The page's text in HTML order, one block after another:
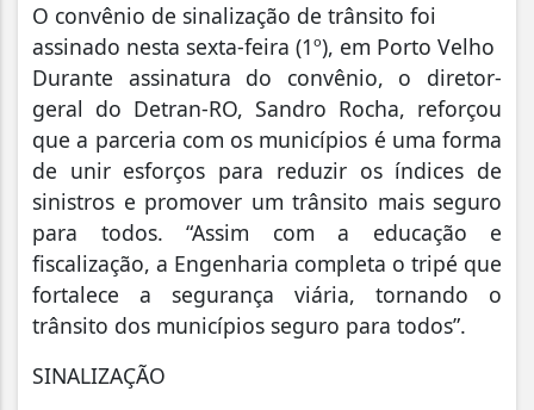
O convênio de sinalização de trânsito foi
assinado nesta sexta-feira (1º), em Porto Velho
Durante assinatura do convênio, o diretor-
geral do Detran-RO, Sandro Rocha, reforçou
que a parceria com os municípios é uma forma
de unir esforços para reduzir os índices de
sinistros e promover um trânsito mais seguro
para todos. “Assim com a educação e
fiscalização, a Engenharia completa o tripé que
fortalece a segurança viária, tornando o
trânsito dos municípios seguro para todos”.
SINALIZAÇÃO